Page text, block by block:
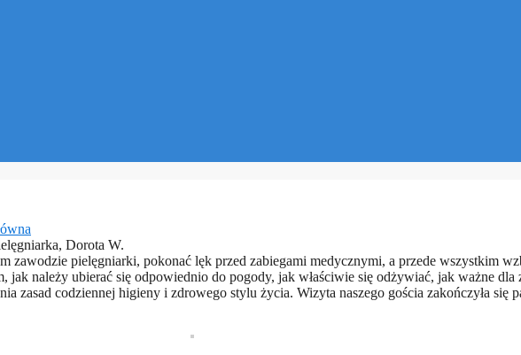
Dorota W.
zawodzie pielęgniarki, pokonać lęk przed zabiegami medycznymi, a przede wszystkim
jak należy ubierać się odpowiednio do pogody, jak właściwie się odżywiać, jak ważne
zasad codziennej higieny i zdrowego stylu życia. Wizyta naszego gościa zakończyła się